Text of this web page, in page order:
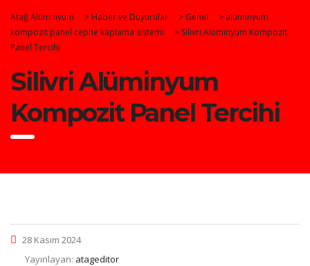
Atağ Alüminyum > Haber ve Duyurular > Genel > alüminyum
kompozit panel cephe kaplama sistemi
> Silivri Alüminyum Kompozit
Panel Tercihi
Silivri Alüminyum
Kompozit Panel Tercihi
28 Kasım 2024
Yayınlayan: atageditor